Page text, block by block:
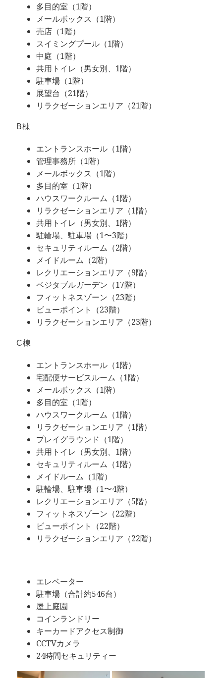
多目的室（1階）
メールボックス（1階）
売店（1階）
スイミングプール（1階）
中庭（1階）
共用トイレ（男女別、1階）
駐車場（1階）
展望台（21階）
リラクゼーションエリア（21階）
B棟
エントランスホール（1階）
管理事務所（1階）
メールボックス（1階）
多目的室（1階）
ハウスワークルーム（1階）
リラクゼーションエリア（1階）
共用トイレ（男女別、1階）
駐輪場、駐車場（1〜3階）
セキュリティルーム（2階）
メイドルーム（2階）
レクリエーションエリア（9階）
ベジタブルガーデン（17階）
フィットネスゾーン（23階）
ビューポイント（23階）
リラクゼーションエリア（23階）
C棟
エントランスホール（1階）
宅配便サービスルーム（1階）
メールボックス（1階）
多目的室（1階）
ハウスワークルーム（1階）
リラクゼーションエリア（1階）
プレイグラウンド（1階）
共用トイレ（男女別、1階）
セキュリティルーム（1階）
メイドルーム（1階）
駐輪場、駐車場（1〜4階）
レクリエーションエリア（5階）
フィットネスゾーン（22階）
ビューポイント（22階）
リラクゼーションエリア（22階）
エレベーター
駐車場（合計約546台）
屋上庭園
コインランドリー
キーカードアクセス制御
CCTVカメラ
24時間セキュリティー